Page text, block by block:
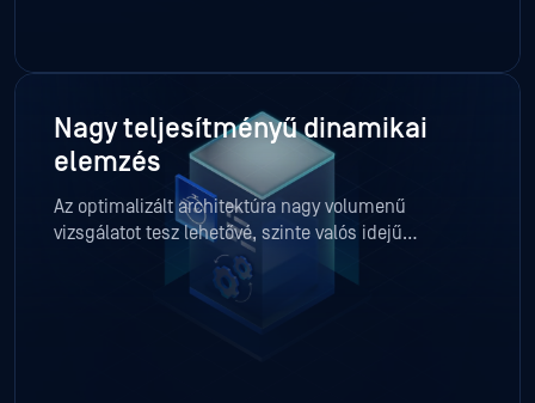
Nagy teljesítményű dinamikai
elemzés
Az optimalizált architektúra nagy volumenű
vizsgálatot tesz lehetővé, szinte valós idejű
eredményekkel, támogatva ezzel a hálózati
határellenőrzést, a biztonsági központ (SOC) általi
prioritás-megállapítást és az automatizált